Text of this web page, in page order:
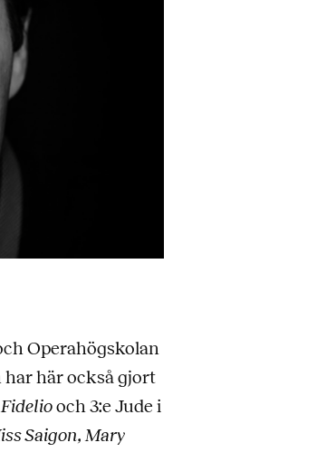
Operahögskolan
har här också gjort
Fideliooch 3:e Jude i
Saigon, Mary